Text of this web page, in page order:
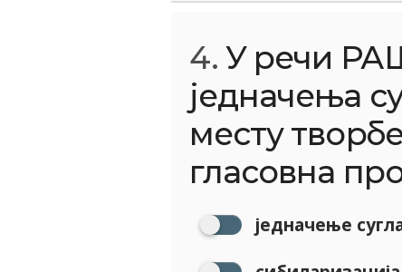
4. У речи
једначења
месту
гласовна
једначење